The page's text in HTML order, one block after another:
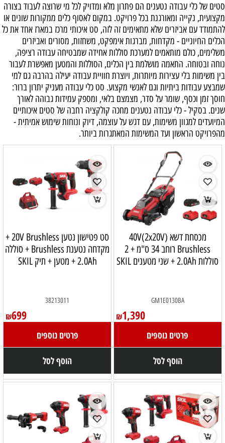
סטים של כלי עבודה נטענים הם פתרון מלא ומדויק לכל מי שרוצה לעבוד בצורה
מקצועית, נקייה ומאורגנת בכל פרויקט. במקום לאסוף כלים ממקורות שונים או
להתמודד עם אביזרים שלא מתאימים זה לזה, סט איכותי מרכז במארז אחד את כל
הכלים החיוניים - מקדחות, מברגות אימפקט, משחזות, מסורים ואביזרים
משלימים, כולם מותאמים למערכת סוללות אחידה שמבטיחה עבודה רציפה,
נוחה ובטוחה. התאמה מושלמת בין הכלים, הסוללות והמטען מאפשרת לעבור
בין משימות בלי עצירות מיותרות, ויוצרת חוויית עבודה יעילה בהרבה גם למי
שמבצע עבודות ביתיות וגם לאנשי מקצוע. סט כלי עבודה מעניק יתרון ברור:
חוסך זמן וכסף, שומר על סדר, מצמצם בלאי, ומספק עמידות גבוהה לאורך
שנים. בסקיל - כלי עבודה נטענים מחכה קולקציה רחבה של סטים איכותיים
המיועדים למגוון משימות, עם דגש על עוצמה, דיוק ונוחות שימוש אמיתית -
מהפרויקט הראשון ועד המשימות המאתגרות ביותר.
מכסחת דשא 40V(2x20V)
Brushless רוחב 34 ס"מ + 2
סוללות 2.0Ah + שני מטענים SKIL
GM1E0130BA
₪1,390
פרטים נוספים
הוסף לסל
סט פטישון נטען 20V Brushless +
מקדחה נטענת Brushless + סוללה
2.0Ah + מטען + תיק SKIL
38213011
₪699
פרטים נוספים
הוסף לסל